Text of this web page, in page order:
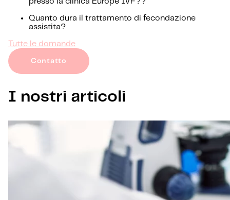
Quanto dura il trattamento di fecondazione
assistita?
Tutte le domande
Contatto
I nostri articoli